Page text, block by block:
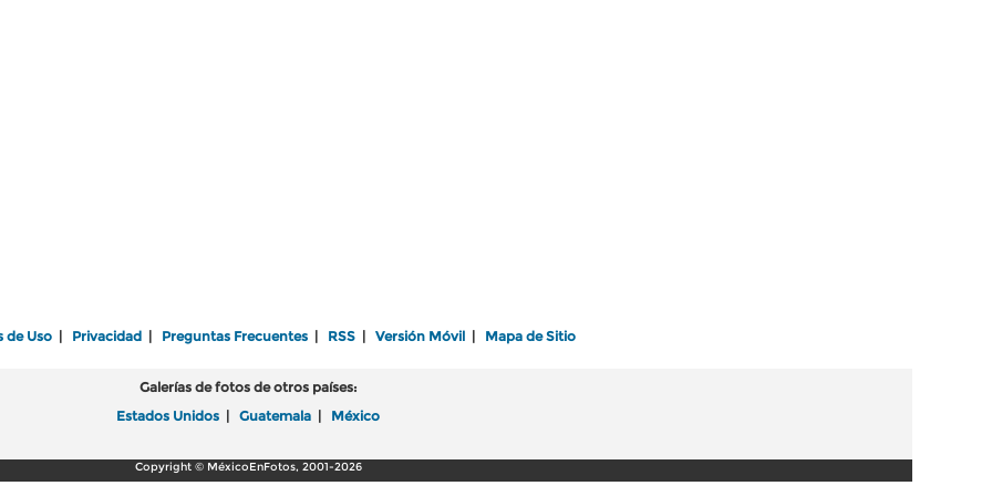
de Uso Privacidad Preguntas Frecuentes RSS Versión Móvil Mapa de Sitio
Galerías de fotos de otros países:
Estados Unidos
Guatemala México
Copyright © MéxicoEnFotos, 2001-2026